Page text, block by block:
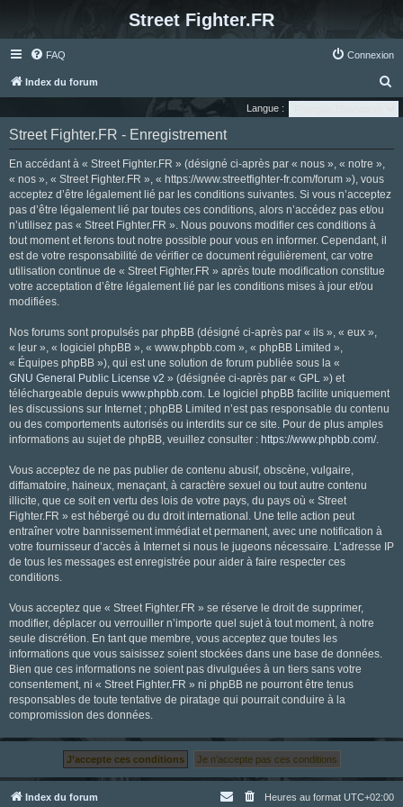
Street Fighter.FR
FAQ Connexion
Index du forum
e
Langue :
Street Fighter.FR - Enregistrement
En accédant à « Street Fighter.FR » (désigné ci-après par « nous », « notre »,
« nos », « Street Fighter.FR », « https://www.streetfighter-fr.com/forum »), vous
acceptez d’être légalement lié par les conditions suivantes. Si vous n’acceptez
pas d’être légalement lié par toutes ces conditions, alors n’accédez pas et/ou
n’utilisez pas « Street Fighter.FR ». Nous pouvons modifier ces conditions à
tout moment et ferons tout notre possible pour vous en informer. Cependant, il
est de votre responsabilité de vérifier ce document régulièrement, car votre
utilisation continue de « Street Fighter.FR » après toute modification constitue
votre acceptation d’être légalement lié par les conditions mises à jour et/ou
modifiées.
Nos forums sont propulsés par phpBB (désigné ci-après par « ils », « eux »,
« leur », « logiciel phpBB », « www.phpbb.com », « phpBB Limited »,
« Équipes phpBB »), qui est une solution de forum publiée sous la «
GNU General Public License v2 » (désignée ci-après par « GPL ») et
téléchargeable depuis www.phpbb.com. Le logiciel phpBB facilite uniquement
les discussions sur Internet ; phpBB Limited n’est pas responsable du contenu
ou des comportements autorisés ou interdits sur ce site. Pour de plus amples
informations au sujet de phpBB, veuillez consulter : https://www.phpbb.com/.
Vous acceptez de ne pas publier de contenu abusif, obscène, vulgaire,
diffamatoire, haineux, menaçant, à caractère sexuel ou tout autre contenu
illicite, que ce soit en vertu des lois de votre pays, du pays où « Street
Fighter.FR » est hébergé ou du droit international. Une telle action peut
entraîner votre bannissement immédiat et permanent, avec une notification à
votre fournisseur d’accès à Internet si nous le jugeons nécessaire. L’adresse IP
de tous les messages est enregistrée pour aider à faire respecter ces
conditions.
Vous acceptez que « Street Fighter.FR » se réserve le droit de supprimer,
modifier, déplacer ou verrouiller n’importe quel sujet à tout moment, à notre
seule discrétion. En tant que membre, vous acceptez que toutes les
informations que vous saisissez soient stockées dans une base de données.
Bien que ces informations ne soient pas divulguées à un tiers sans votre
consentement, ni « Street Fighter.FR » ni phpBB ne pourront être tenus
responsables de toute tentative de piratage qui pourrait conduire à la
compromission des données.
Index du forum Heures au format UTC+02:00